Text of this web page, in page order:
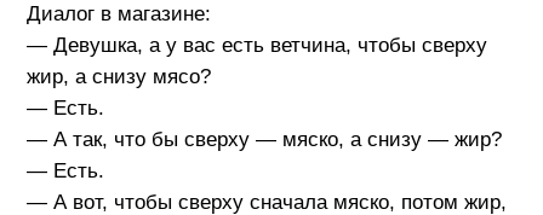
Диалог в магазине:
— Девушка, а у вас есть ветчина, чтобы сверху
жир, а снизу мясо?
— Есть.
— А так, что бы сверху — мяско, а снизу — жир?
— Есть.
— А вот, чтобы сверху сначала мяско, потом жир,